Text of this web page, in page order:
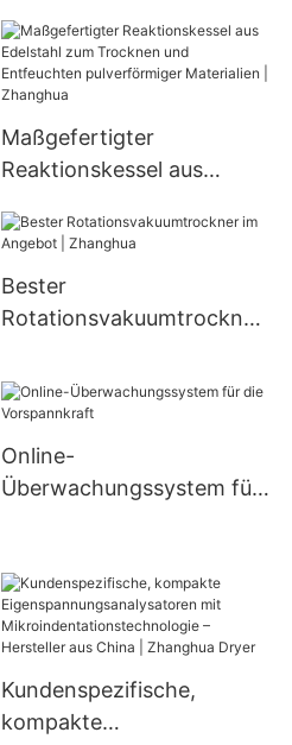
Rohrwärmetauschern für
Kälteanlagen
Maßgefertigter
Reaktionskessel aus
und Entfeuchten
| Zhanghua
Bester
Rotationsvakuumtrockner
Online-
Überwachungssystem für
Kundenspezifische,
kompakte